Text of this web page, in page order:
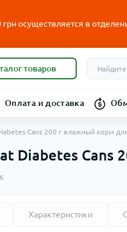
грн осуществляется в
товаров
Оплата и доставка
Cans 200 г влажный корм
Diabetes Cans
Характеристики